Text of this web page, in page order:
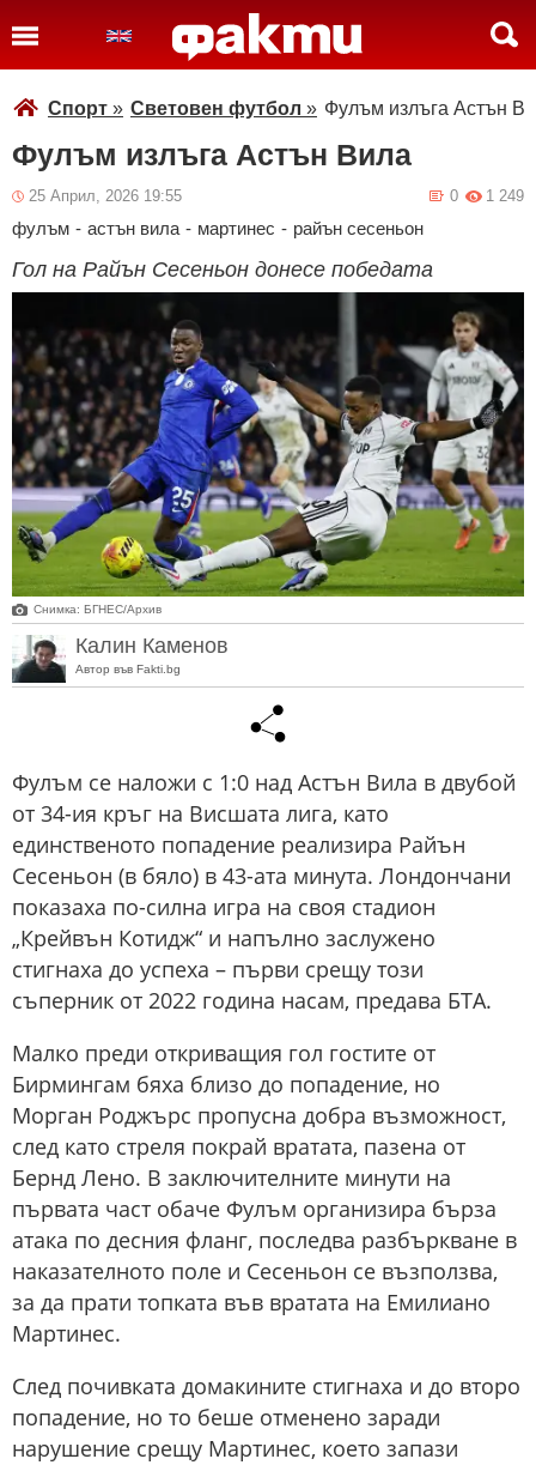
Спорт » Световен футбол » Фулъм излъга Астън
Фулъм излъга Астън Вила
25 Април, 2026 19:55 1 249
0
фулъм - астън вила - мартинес - райън сесеньон
Гол на Райън Сесеньон донесе победата
Снимка: БГНЕС/Архив
Калин Каменов
Автор във Fakti.bg
Фулъм се наложи с 1:0 над Астън Вила в двубой
от 34-ия кръг на Висшата лига, като
единственото попадение реализира Райън
Сесеньон (в бяло) в 43-ата минута. Лондончани
показаха по-силна игра на своя стадион
„Крейвън Котидж“ и напълно заслужено
стигнаха до успеха – първи срещу този
съперник от 2022 година насам, предава БТА.
Малко преди откриващия гол гостите от
Бирмингам бяха близо до попадение, но
Морган Роджърс пропусна добра възможност,
след като стреля покрай вратата, пазена от
Бернд Лено. В заключителните минути на
първата част обаче Фулъм организира бърза
атака по десния фланг, последва разбъркване в
наказателното поле и Сесеньон се възползва,
за да прати топката във вратата на Емилиано
Мартинес.
След почивката домакините стигнаха и до второ
попадение, но то беше отменено заради
нарушение срещу Мартинес, което запази